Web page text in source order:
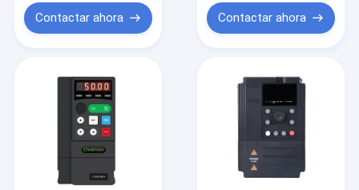
Productos
Sobre nosotros
Contacto
Contactar ahora
VFDContactar ahora